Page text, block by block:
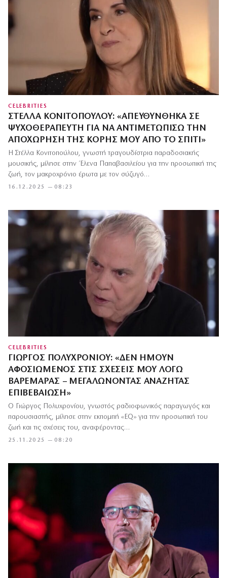
CELEBRITIES
ΣΤΈΛΛΑ ΚΟΝΙΤΟΠΟΎΛΟΥ: «ΑΠΕΥΘΎΝΘΗΚΑ ΣΕ
ΨΥΧΟΘΕΡΑΠΕΥΤΉ ΓΙΑ ΝΑ ΑΝΤΙΜΕΤΩΠΊΣΩ ΤΗΝ
ΑΠΟΧΏΡΗΣΗ ΤΗΣ ΚΌΡΗΣ ΜΟΥ ΑΠΌ ΤΟ ΣΠΊΤΙ»
16.12.2025 — 08:23
Η Στέλλα Κονιτοπούλου, γνωστή τραγουδίστρια παραδοσιακής
μουσικής, μίλησε στην Έλενα Παπαβασιλείου για την προσωπική της
ζωή, τον μακροχρόνιο έρωτα με τον σύζυγό…
CELEBRITIES
ΓΙΏΡΓΟΣ ΠΟΛΥΧΡΟΝΊΟΥ: «ΔΕΝ ΉΜΟΥΝ
ΑΦΟΣΙΩΜΈΝΟΣ ΣΤΙΣ ΣΧΈΣΕΙΣ ΜΟΥ ΛΌΓΩ
ΒΑΡΕΜΆΡΑΣ – ΜΕΓΑΛΏΝΟΝΤΑΣ ΑΝΑΖΗΤΆΣ
ΕΠΙΒΕΒΑΊΩΣΗ»
25.11.2025 — 08:20
Ο Γιώργος Πολυχρονίου, γνωστός ραδιοφωνικός παραγωγός και
παρουσιαστής, μίλησε στην εκπομπή «EQ» για την προσωπική του
ζωή και τις σχέσεις του, αναφέροντας…